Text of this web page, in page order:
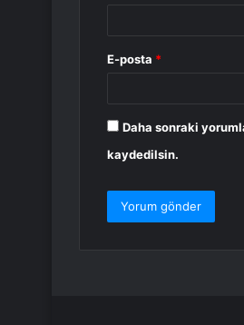
E-posta *
Daha sonraki
kaydedilsin.